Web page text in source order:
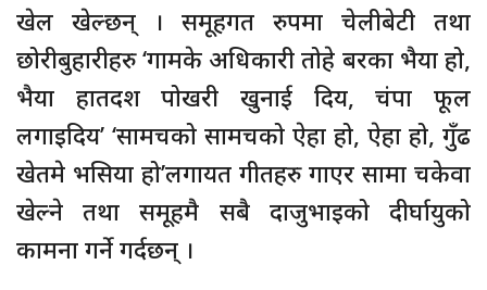
खेल खेल्छन् । समूहगत रुपमा चेलीबेटी तथा
छोरीबुहारीहरु ‘गामके अधिकारी तोहे बरका भैया हो,
भैया हातदश पोखरी खुनाई दिय, चंपा फूल
लगाइदिय’ ‘सामचको सामचको ऐहा हो, ऐहा हो, गुँढ
खेतमे भसिया हो’लगायत गीतहरु गाएर सामा चकेवा
खेल्ने तथा समूहमै सबै दाजुभाइको दीर्घायुको
कामना गर्ने गर्दछन् ।